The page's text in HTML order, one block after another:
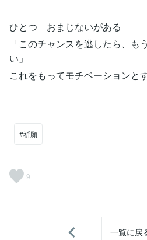
ひとつ おまじないがある
「このチャンスを逃したら、も
い」
これをもってモチベーションと
#祈願
9
一覧に戻